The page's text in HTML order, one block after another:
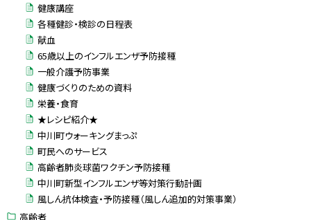
健康講座
各種健診・検診の日程表
献血
65歳以上のインフルエンザ予防接種
一般介護予防事業
健康づくりのための資料
栄養・食育
★レシピ紹介★
中川町ウォーキングまっぷ
町民へのサービス
高齢者肺炎球菌ワクチン予防接種
中川町新型インフルエンザ等対策行動計画
風しん抗体検査・予防接種（風しん追加的対策事業）
高齢者